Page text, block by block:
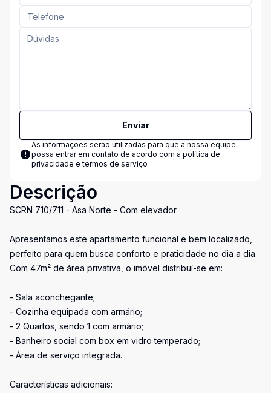
Enviar
As informações serão utilizadas para que a nossa equipe
possa entrar em contato de acordo com a política de
privacidade e termos de serviço
Descrição
SCRN 710/711 - Asa Norte - Com elevador
Apresentamos este apartamento funcional e bem localizado,
perfeito para quem busca conforto e praticidade no dia a dia.
Com 47m² de área privativa, o imóvel distribuí-se em:
- Sala aconchegante;
- Cozinha equipada com armário;
- 2 Quartos, sendo 1 com armário;
- Banheiro social com box em vidro temperado;
- Área de serviço integrada.
Características adicionais: